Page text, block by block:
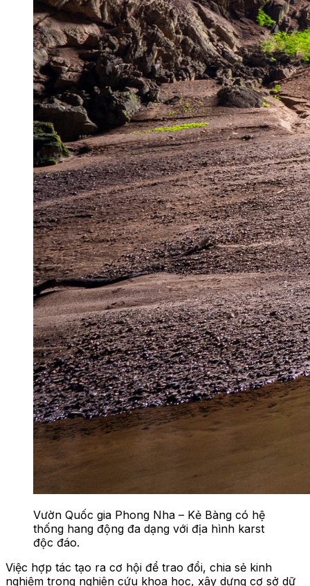
Vườn Quốc gia Phong Nha – Kẻ Bàng có hệ
thống hang động đa dạng với địa hình karst
độc đáo.
Việc hợp tác tạo ra cơ hội để trao đổi, chia sẻ kinh
nghiệm trong nghiên cứu khoa học, xây dựng cơ sở dữ